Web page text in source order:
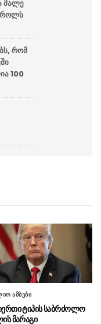
მალე
რომ
100
ამბები
ტიპის საბრძოლო
მარაგი